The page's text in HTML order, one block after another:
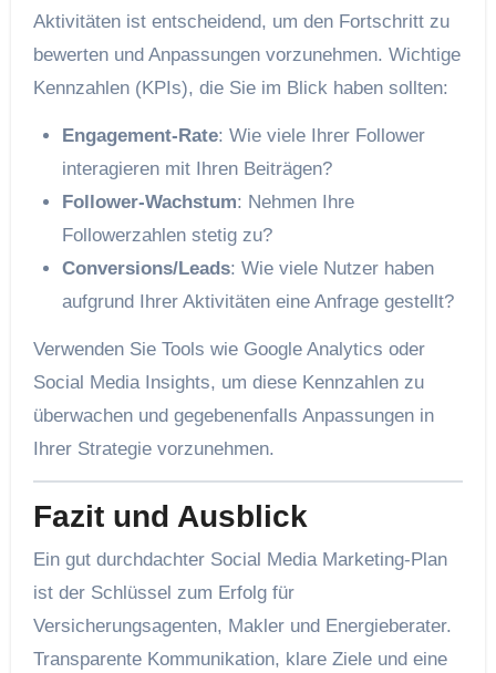
Aktivitäten ist entscheidend, um den Fortschritt zu
bewerten und Anpassungen vorzunehmen. Wichtige
Kennzahlen (KPIs), die Sie im Blick haben sollten:
Engagement-Rate: Wie viele Ihrer Follower
interagieren mit Ihren Beiträgen?
Follower-Wachstum: Nehmen Ihre
Followerzahlen stetig zu?
Conversions/Leads: Wie viele Nutzer haben
aufgrund Ihrer Aktivitäten eine Anfrage gestellt?
Verwenden Sie Tools wie Google Analytics oder
Social Media Insights, um diese Kennzahlen zu
überwachen und gegebenenfalls Anpassungen in
Ihrer Strategie vorzunehmen.
Fazit und Ausblick
Ein gut durchdachter Social Media Marketing-Plan
ist der Schlüssel zum Erfolg für
Versicherungsagenten, Makler und Energieberater.
Transparente Kommunikation, klare Ziele und eine